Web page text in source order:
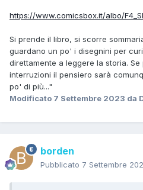
https://www.comicsbox.it/albo/
Si prende il libro, si scorre
guardano un po' i disegnini per
direttamente a leggere la storia.
interruzioni il pensiero sarà
po' di più..."
Modificato 7 Settembre 2023 da
borden
Pubblicato 7 Settembre